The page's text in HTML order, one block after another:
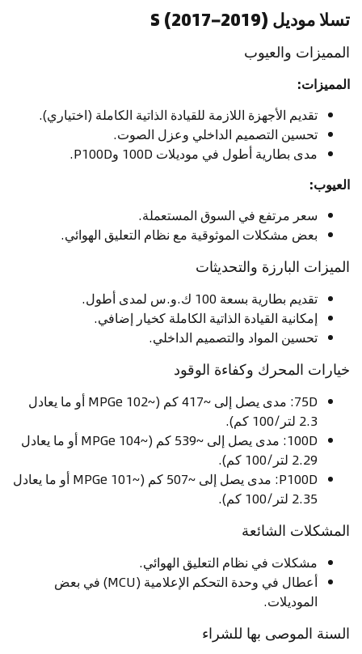
تسلا موديل S (2017–2019)
المميزات والعيوب
المميزات:
تقديم الأجهزة اللازمة للقيادة الذاتية الكاملة (اختياري).
تحسين التصميم الداخلي وعزل الصوت.
مدى بطارية أطول في موديلات 100D وP100D.
العيوب:
سعر مرتفع في السوق المستعملة.
بعض مشكلات الموثوقية مع نظام التعليق الهوائي.
الميزات البارزة والتحديثات
تقديم بطارية بسعة 100 ك.و.س لمدى أطول.
إمكانية القيادة الذاتية الكاملة كخيار إضافي.
تحسين المواد والتصميم الداخلي.
خيارات المحرك وكفاءة الوقود
75D: مدى يصل إلى ~417 كم (~102 MPGe أو ما يعادل
2.3 لتر/100 كم).
100D: مدى يصل إلى ~539 كم (~104 MPGe أو ما يعادل
2.29 لتر/100 كم).
P100D: مدى يصل إلى ~507 كم (~101 MPGe أو ما يعادل
2.35 لتر/100 كم).
المشكلات الشائعة
مشكلات في نظام التعليق الهوائي.
أعطال في وحدة التحكم الإعلامية (MCU) في بعض
الموديلات.
السنة الموصى بها للشراء